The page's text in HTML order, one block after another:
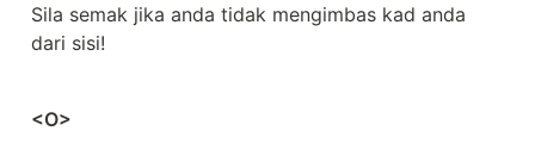
Sila semak jika anda tidak mengimbas kad anda
dari sisi!
<O>